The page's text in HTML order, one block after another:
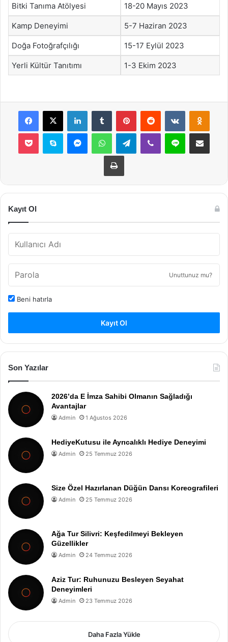
Bitki Tanıma Atölyesi 18-20 Mayıs 2023
Kamp Deneyimi 5-7 Haziran 2023
Doğa Fotoğrafçılığı 15-17 Eylül 2023
Yerli Kültür Tanıtımı 1-3 Ekim 2023
Facebook
X LinkedInTumblr PinterestReddit VKontakte
Pocket Skype MessengerWhatsAppTelegramViber Line E-Posta ile
Yazdır
Kayıt Ol
Unuttunuz mu?
Beni hatırla
Kayıt Ol
Son Yazılar
2026’da E İmza Sahibi Olmanın Sağladığı
Avantajlar
Admin 1 Ağustos 2026
HediyeKutusu ile Ayrıcalıklı Hediye Deneyimi
Admin 25 Temmuz 2026
Size Özel Hazırlanan Düğün Dansı Koreografileri
Admin 25 Temmuz 2026
Ağa Tur Silivri: Keşfedilmeyi Bekleyen
Güzellikler
Admin 24 Temmuz 2026
Aziz Tur: Ruhunuzu Besleyen Seyahat
Deneyimleri
Admin 23 Temmuz 2026
Daha Fazla Yükle